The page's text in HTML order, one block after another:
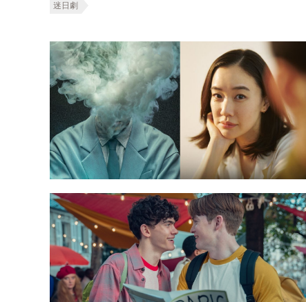
迷日劇